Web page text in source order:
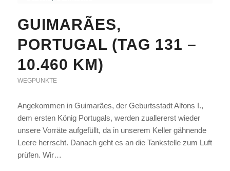
GUIMARÃES,
PORTUGAL (TAG 131 –
10.460 KM)
WEGPUNKTE
Angekommen in Guimarães, der Geburtsstadt Alfons I.,
dem ersten König Portugals, werden zuallererst wieder
unsere Vorräte aufgefüllt, da in unserem Keller gähnende
Leere herrscht. Danach geht es an die Tankstelle zum Luft
prüfen. Wir…